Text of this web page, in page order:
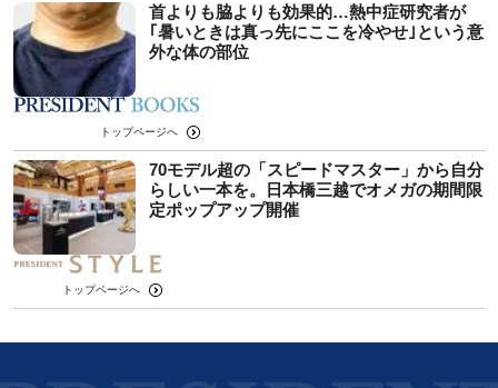
首よりも脇よりも効果的…熱中症研究者が
｢暑いときは真っ先にここを冷やせ｣という意
外な体の部位
トップページへ
70モデル超の「スピードマスター」から自分
らしい一本を。日本橋三越でオメガの期間限
定ポップアップ開催
トップページへ